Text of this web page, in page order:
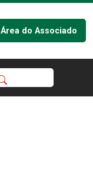
Área do Associado